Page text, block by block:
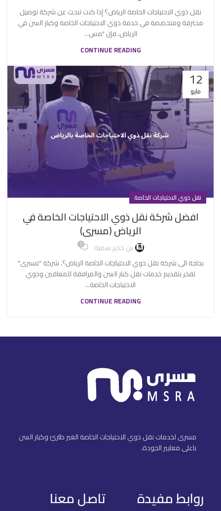
نقل ذوي الاحتياجات الخاصة الرياض؟ إذا كنت تبحث عن شركة توصيل
محترفة ومتخصصة في خدمة ذوي الاحتياجات الخاصة وكبار السن في
الرياض، فإن "مس...
CONTINUE READING
12
مايو
نقل ذوي الاحتياجات الخاصة
افضل شركة نقل ذوي الاحتياجات الخاصة في
الرياض (مسرى)
بن خذير سمية 0
بحاجة الى شركة نقل ذوي الاحتياجات الخاصة الرياض؟، شركة "مسرى"
تفخر بتقديم خدمات نقل كبار السن والمرافقة للمعاقين وذوي
الاحتياجات الخاصة...
CONTINUE READING
مسرى لخدمات نقل ذوي الاحتياجات الخاصة الغير طارئ وكبار السن
باعلى معايير الجودة.
روابط مفيدة تاصل معنا